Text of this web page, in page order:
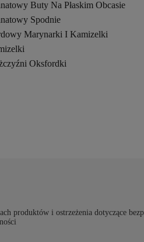
Buty Na Płaskim Obcasie
Spodnie
Marynarki I Kamizelki
Oksfordki
produktów i ostrzeżenia dotyczące